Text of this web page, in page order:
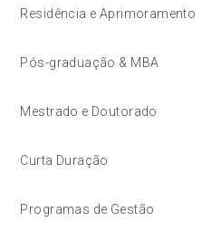
Residência e Aprimoramento
Pós-graduação & MBA
Mestrado e Doutorado
Curta Duração
Programas de Gestão